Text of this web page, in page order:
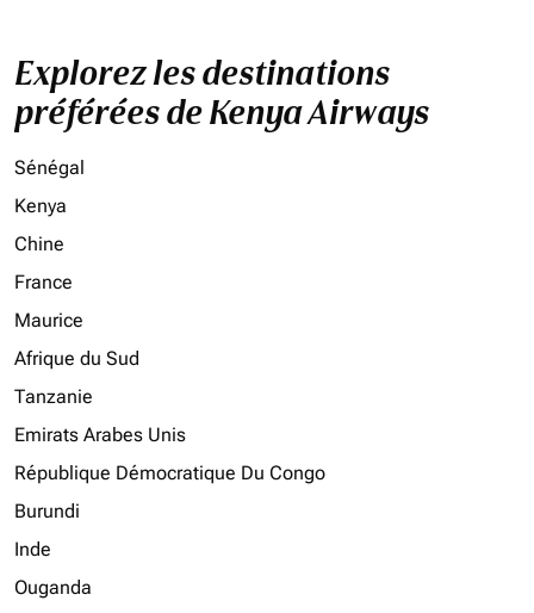
Explorez les destinations
préférées de Kenya Airways
Sénégal
Kenya
Chine
France
Maurice
Afrique du Sud
Tanzanie
Emirats Arabes Unis
République Démocratique Du Congo
Burundi
Inde
Ouganda